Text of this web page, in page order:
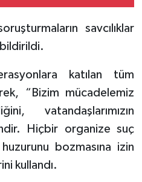
operasyonu!
Belediye Başkanı
dahil 13 gözaltı
savcılıklar
katılan tüm
“Bizim mücadelemiz
vatandaşlarımızın
Hiçbir organize suç
bozmasına izin
kullandı.